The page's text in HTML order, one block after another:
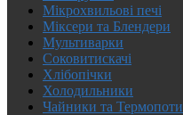
Мікрохвильові печі
Міксери та Блендери
Мультиварки
Соковитискачі
Хлібопічки
Холодильники
Чайники та Термопоти